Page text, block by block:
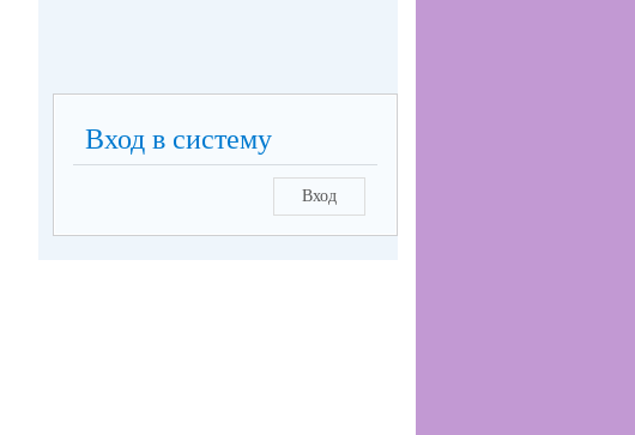
Вход в систему
Вход